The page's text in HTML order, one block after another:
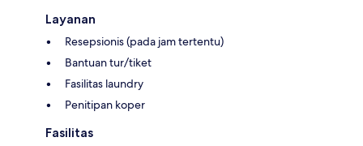
Layanan
Resepsionis (pada jam tertentu)
Bantuan tur/tiket
Fasilitas laundry
Penitipan koper
Fasilitas